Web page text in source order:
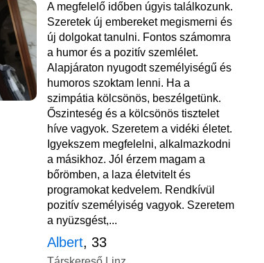
A megfelelő időben úgyis találkozunk.
Szeretek új embereket megismerni és
új dolgokat tanulni. Fontos számomra
a humor és a pozitív szemlélet.
Alapjáraton nyugodt személyiségű és
humoros szoktam lenni. Ha a
szimpátia kölcsönös, beszélgetünk.
Őszinteség és a kölcsönös tisztelet
híve vagyok. Szeretem a vidéki életet.
Igyekszem megfelelni, alkalmazkodni
a másikhoz. Jól érzem magam a
bőrömben, a laza életvitelt és
programokat kedvelem. Rendkívül
pozitív személyiség vagyok. Szeretem
a nyüzsgést,...
Albert, 33